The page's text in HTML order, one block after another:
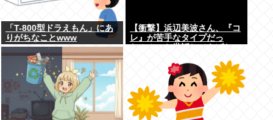
「T-800型ドラえもん」にあ
りがちなことwww
【衝撃】浜辺美波さん、『コ
レ』が苦手なタイプだっ
w w w w w w w w